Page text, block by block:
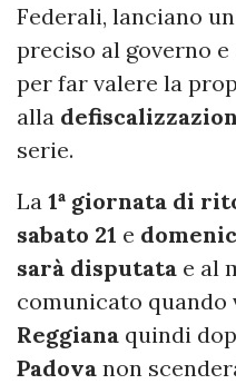
Federali, lanciano
preciso al governo
per far valere la
alla
serie.
La 1ª giornata di
sabato 21 e
sarà disputata e al
comunicato quando
Reggiana quindi
Padova non